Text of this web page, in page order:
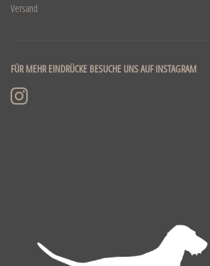
Versand
FÜR MEHR EINDRÜCKE BESUCHE UNS AUF INSTAGRAM